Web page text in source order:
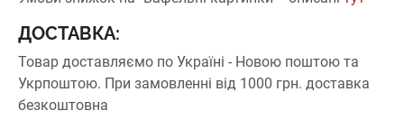
ДОСТАВКА:
Товар доставляємо по Україні - Новою поштою та
Укрпоштою. При замовленні від 1000 грн. доставка
безкоштовна